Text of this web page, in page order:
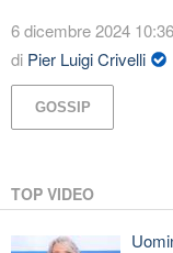
6 dicembre 2024 10:36
di Pier Luigi Crivelli
GOSSIP
TOP VIDEO